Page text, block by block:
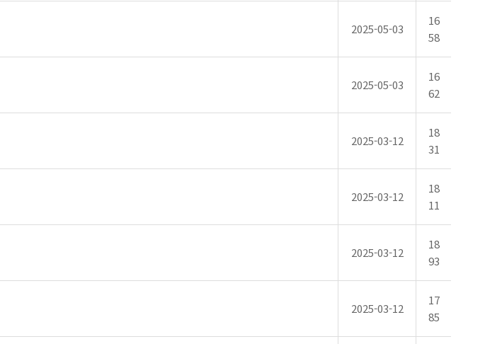
2025-05-03
16
58
2025-05-03
16
62
2025-03-12
18
31
2025-03-12
18
11
2025-03-12
18
93
2025-03-12
17
85